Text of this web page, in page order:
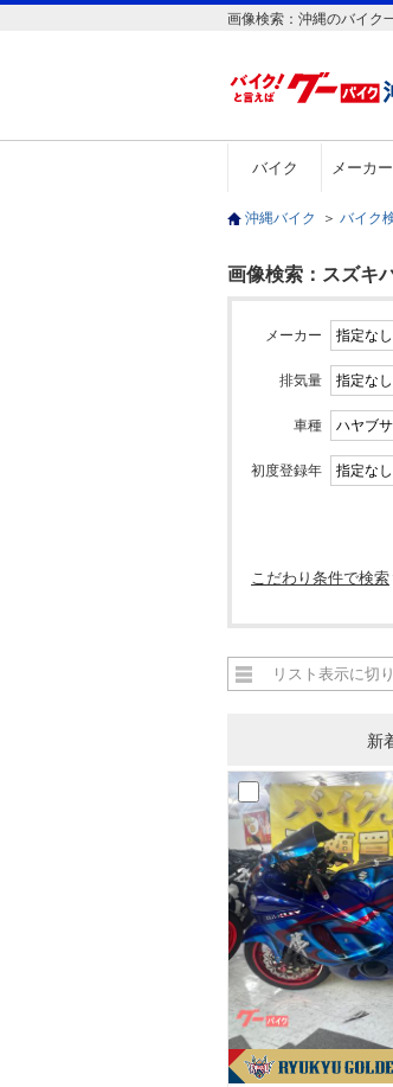
画像検索：沖縄のバイク
バイク メーカー
沖縄バイク ＞ バイク
画像検索：スズキ
メーカー
排気量
車種
初度登録年
こだわり条件で検索
新
リスト表示に切